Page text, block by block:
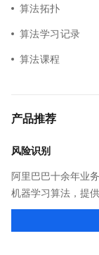
算法拓扑
算法学习记录
算法课程
产品推荐
风险识别
阿里巴巴十余年业
机器学习算法，提
多维风控服务，一
贷审核等关键业务